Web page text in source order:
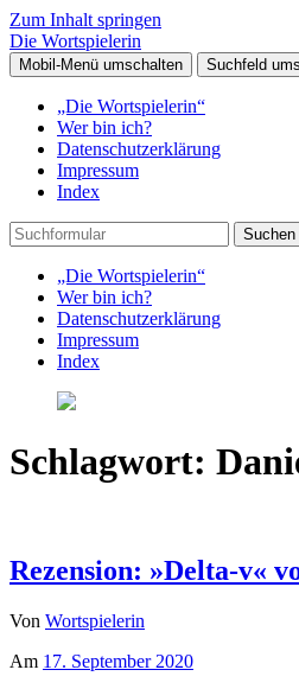
Zum Inhalt springen
Die Wortspielerin
Mobil-Menü umschalten Suchfeld
„Die Wortspielerin“
Wer bin ich?
Datenschutzerklärung
Impressum
Index
Suchen
„Die Wortspielerin“
Wer bin ich?
Datenschutzerklärung
Impressum
Index
Schlagwort:
Rezension: »Delta-v«
Von Wortspielerin
Am 17. September 2020